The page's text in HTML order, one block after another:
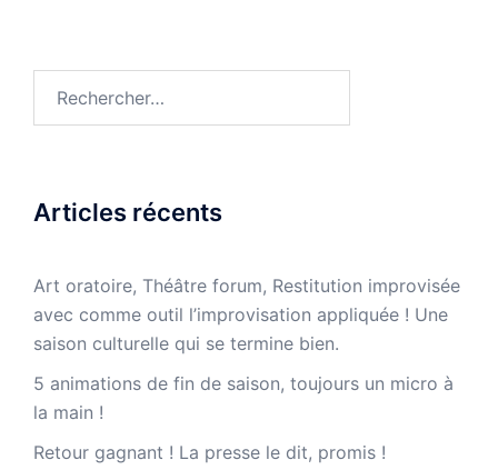
Articles récents
Art oratoire, Théâtre forum, Restitution improvisée
avec comme outil l’improvisation appliquée ! Une
saison culturelle qui se termine bien.
5 animations de fin de saison, toujours un micro à
la main !
Retour gagnant ! La presse le dit, promis !